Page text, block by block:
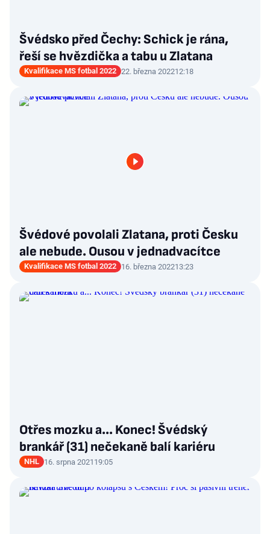
Švédsko před Čechy: Schick je rána,
řeší se hvězdička a tabu u Zlatana
Kvalifikace MS fotbal 2022 22. března 202212:18
Švédové povolali Zlatana, proti Česku
ale nebude. Ousou v jednadvacítce
Kvalifikace MS fotbal 2022 16. března 202213:23
Otřes mozku a... Konec! Švédský
brankář (31) nečekaně balí kariéru
NHL 16. srpna 2021 19:05